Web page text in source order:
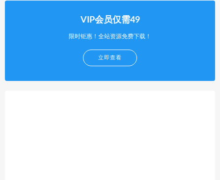
VIP会员仅需49
限时钜惠！全站资源免费下载！
立即查看